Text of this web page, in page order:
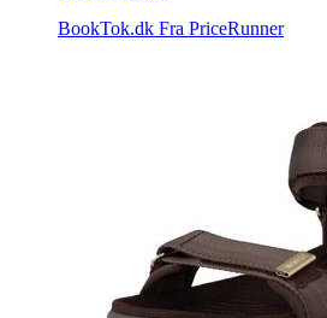
BookTok.dk Fra PriceRunner